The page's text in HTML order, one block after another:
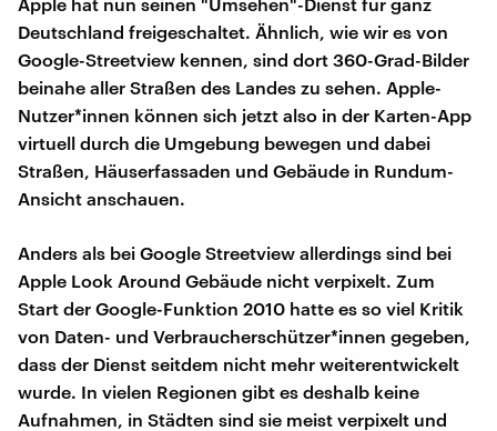
Deutschland freigeschaltet. Ähnlich, wie wir es von
Google-Streetview kennen, sind dort 360-Grad-Bilder
beinahe aller Straßen des Landes zu sehen. Apple-
Nutzer*innen können sich jetzt also in der Karten-App
virtuell durch die Umgebung bewegen und dabei
Straßen, Häuserfassaden und Gebäude in Rundum-
Ansicht anschauen.
Anders als bei Google Streetview allerdings sind bei
Apple Look Around Gebäude nicht verpixelt. Zum
Start der Google-Funktion 2010 hatte es so viel Kritik
von Daten- und Verbraucherschützer*innen gegeben,
dass der Dienst seitdem nicht mehr weiterentwickelt
wurde. In vielen Regionen gibt es deshalb keine
Aufnahmen, in Städten sind sie meist verpixelt und